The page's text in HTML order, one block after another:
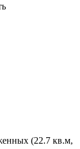
(22.7 кв.м,